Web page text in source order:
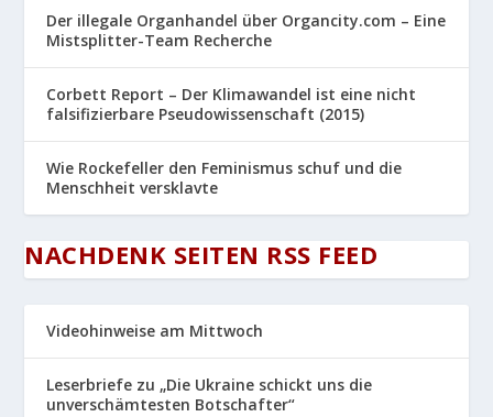
Der illegale Organhandel über Organcity.com – Eine
Mistsplitter-Team Recherche
Corbett Report – Der Klimawandel ist eine nicht
falsifizierbare Pseudowissenschaft (2015)
Wie Rockefeller den Feminismus schuf und die
Menschheit versklavte
NACHDENK SEITEN RSS FEED
Videohinweise am Mittwoch
Leserbriefe zu „Die Ukraine schickt uns die
unverschämtesten Botschafter“